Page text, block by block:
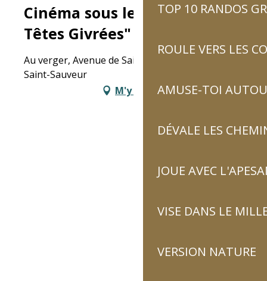
TOP 10 RANDOS
ROULE VERS LES
AMUSE-TOI
DÉVALE LES
JOUE AVEC
VISE DANS LE
VERSION NATURE
Cinéma sous les étoiles - "Les
Têtes Givrées"
Au verger, Avenue de Saint Sauveur, 65120 Luz-
Saint-Sauveur
M'y rendre